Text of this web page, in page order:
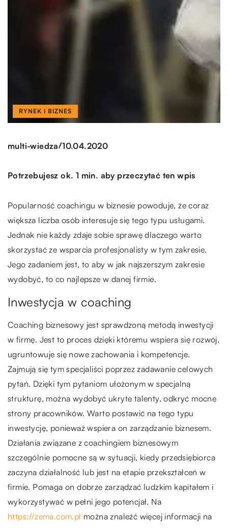
RYNEK I BIZNES
multi-wiedza/10.04.2020
Potrzebujesz ok. 1 min. aby przeczytać ten wpis
Popularność coachingu w biznesie powoduje, że coraz
większa liczba osób interesuje się tego typu usługami.
Jednak nie każdy zdaje sobie sprawę dlaczego warto
skorzystać ze wsparcia profesjonalisty w tym zakresie.
Jego zadaniem jest, to aby w jak najszerszym zakresie
wydobyć, to co najlepsze w danej firmie.
Inwestycja w coaching
Coaching biznesowy jest sprawdzoną metodą inwestycji
w firmę. Jest to proces dzięki któremu wspiera się rozwój,
ugruntowuje się nowe zachowania i kompetencje.
Zajmują się tym specjaliści poprzez zadawanie celowych
pytań. Dzięki tym pytaniom ułożonym w specjalną
strukturę, można wydobyć ukryte talenty, odkryć mocne
strony pracowników. Warto postawić na tego typu
inwestycję, ponieważ wspiera on zarządzanie biznesem.
Działania związane z coachingiem biznesowym
szczególnie pomocne są w sytuacji, kiedy przedsiębiorca
zaczyna działalność lub jest na etapie przekształceń w
firmie. Pomaga on dobrze zarządzać ludzkim kapitałem i
wykorzystywać w pełni jego potencjał. Na
https://zema.com.pl można znaleźć więcej informacji na